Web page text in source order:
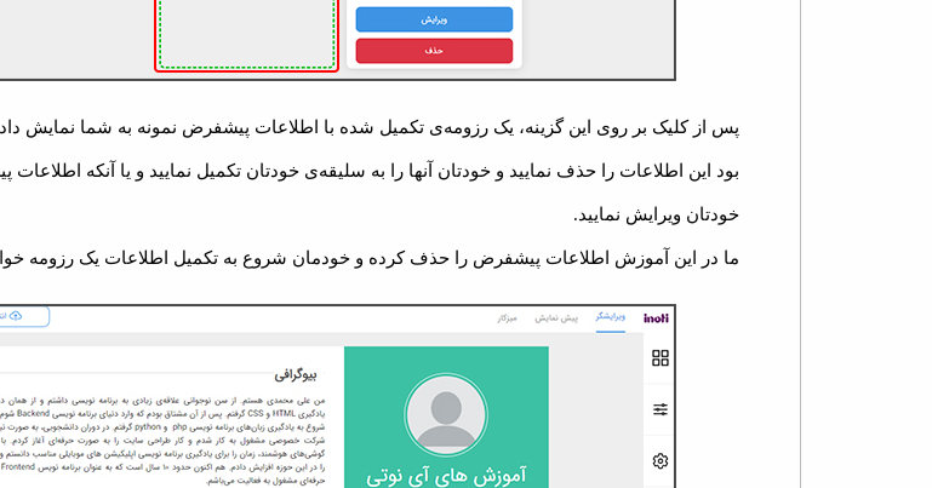
پس از کلیک بر روی این گزینه، یک رزومه‌ی تکمیل شده با اطلاعات پیشفرض نمونه به شما نمایش
بود این اطلاعات را حذف نمایید و خودتان آنها را به سلیقه‌ی خودتان تکمیل نمایید و یا آنکه
خودتان ویرایش نمایید.
ما در این آموزش اطلاعات پیشفرض را حذف کرده و خودمان شروع به تکمیل اطلاعات یک رزومه